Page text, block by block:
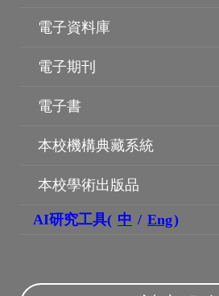
電子資料庫
電子期刊
電子書
本校機構典藏系統
本校學術出版品
AI研究工具( 中 / Eng)